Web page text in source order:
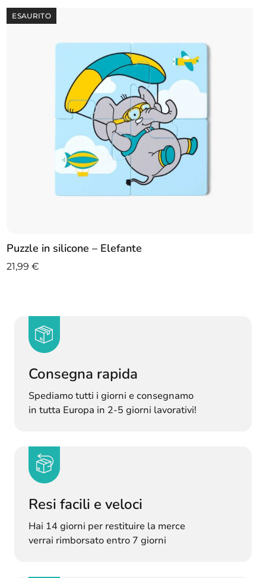
ESAURITO
Puzzle in silicone – Elefante
21,99€
Consegna rapida
Spediamo tutti i giorni e consegnamo
in tutta Europa in 2-5 giorni lavorativi!
Resi facili e veloci
Hai 14 giorni per restituire la merce
verrai rimborsato entro 7 giorni